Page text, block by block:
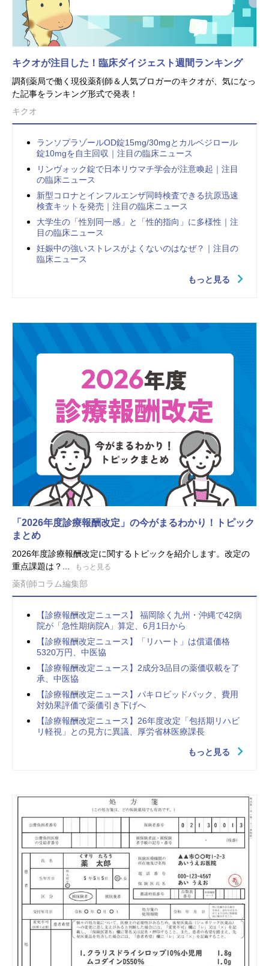
キクオが注目した！臨床ダイジェスト週間ランキング
調剤薬局で働く現役薬剤師＆人気ブロガーのキクオが、気になっ
た記事をランキング形式で発表！
キクオ
ランソプラゾールOD錠15mg/30mgとカルベジロール
錠10mgを自主回収｜注目の臨床ニュース
リンヴォック錠で日本リウマチ学会が注意喚起｜注目
の臨床ニュース
新型コロナとインフルエンザ同時検査できる抗原迅速
検査キットを発売｜注目の臨床ニュース
大学生の「性別同一感」と「性的指向」に多様性｜注
目の臨床ニュース
妊娠中の強いストレスがよくないのはなぜ？｜注目の
臨床ニュース
もっと見る
「2026年度診療報酬改定」の今がまるわかり！トピック
まとめ
2026年度診療報酬改定に関するトピックを紹介します。改定の
重点課題は？...
もっと見る
薬剤師コラム編集部
【診療報酬改定ニュース】 福岡除く九州・沖縄で42病
院が「急性期病院A」算定、6月1日から
【診療報酬改定ニュース】「リハート」は償還価格
5320万円、中医協
【診療報酬改定ニュース】2成分3品目の薬価収載を了
承、中医協
【診療報酬改定ニュース】パキロビッドパック、費用
対効果評価で薬価引き下げへ
【診療報酬改定ニュース】26年度改定「包括期リハビ
リ軽視」との見方に異議、厚労省林医療課長
もっと見る